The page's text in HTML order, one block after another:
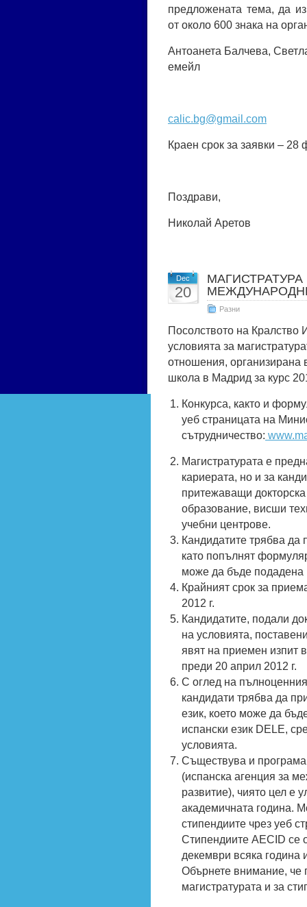
предложената тема, да
от около 600 знака на
Антоанета Балчева,
емейл
calic.bg@gmail.com
Краен срок за заявки – 28
Поздрави,
Николай Аретов
Dec
20
Разни
Посолството на Кралство
условията за
отношения, организирана
школа в Мадрид за курс
Конкурса, както и
уеб страницата на
сътрудничество:
Магистратурата е
кариерата, но и за
притежаващи
образование, висши
учебни центрове.
Кандидатите трябва да
като попълнят
може да бъде подадена
Крайният срок за
2012 г.
Кандидатите, подали
на условията,
явят на приемен изпит
преди 20 април 2012 г.
С оглед на
кандидати трябва да
език, което може да
испански език DELE,
условията.
Съществува и
(испанска агенция за
развитие), чиято цел е
академичната година.
стипендиите чрез уеб
Стипендиите AECID се
декември всяка година
Обърнете внимание, че
магистратурата и за